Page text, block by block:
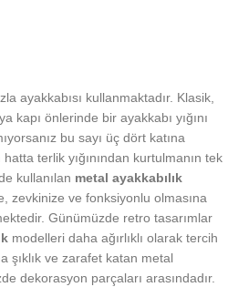
ayakkabısı kullanmaktadır. Klasik,
kapı önlerinde bir ayakkabı yığını
bu sayı üç dört katına
terlik yığınından kurtulmanın tek
kullanılan metal ayakkabılık
zevkinize ve fonksiyonlu olmasına
Günümüzde retro tasarımlar
modelleri daha ağırlıklı olarak tercih
şıklık ve zarafet katan metal
dekorasyon parçaları arasındadır.